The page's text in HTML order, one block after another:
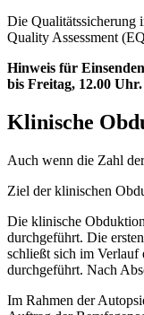
Die Qualitätssicherung
Quality Assessment
Hinweis für
bis Freitag, 12.00 Uhr.
Klinische
Auch wenn die Zahl
Ziel der klinischen
Die klinische
durchgeführt. Die
schließt sich im Verlauf
durchgeführt. Nach
Im Rahmen der